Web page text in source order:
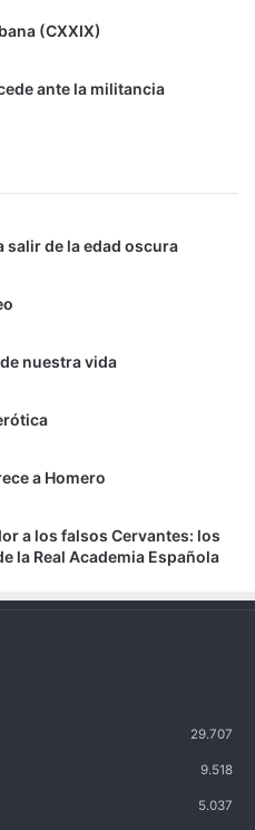
(CXXIX)
ante la militancia
salir de la edad oscura
de nuestra vida
a Homero
a los falsos Cervantes: los
la Real Academia Española
29.707
9.518
5.037